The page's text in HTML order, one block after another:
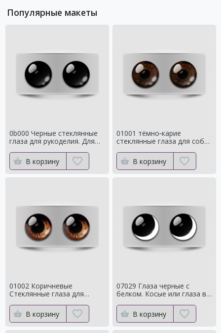
Популярные макеты
0b000 Черные стеклянные
глаза для рукоделия. Для
В корзину
01001 тёмно‑карие
стеклянные глаза для собак
цвет
В корзину
01002 Коричневые
Стеклянные глаза для
Натуральный цвет
В корзину
07029 Глаза черные с
белком. Косые или глаза в
В корзину